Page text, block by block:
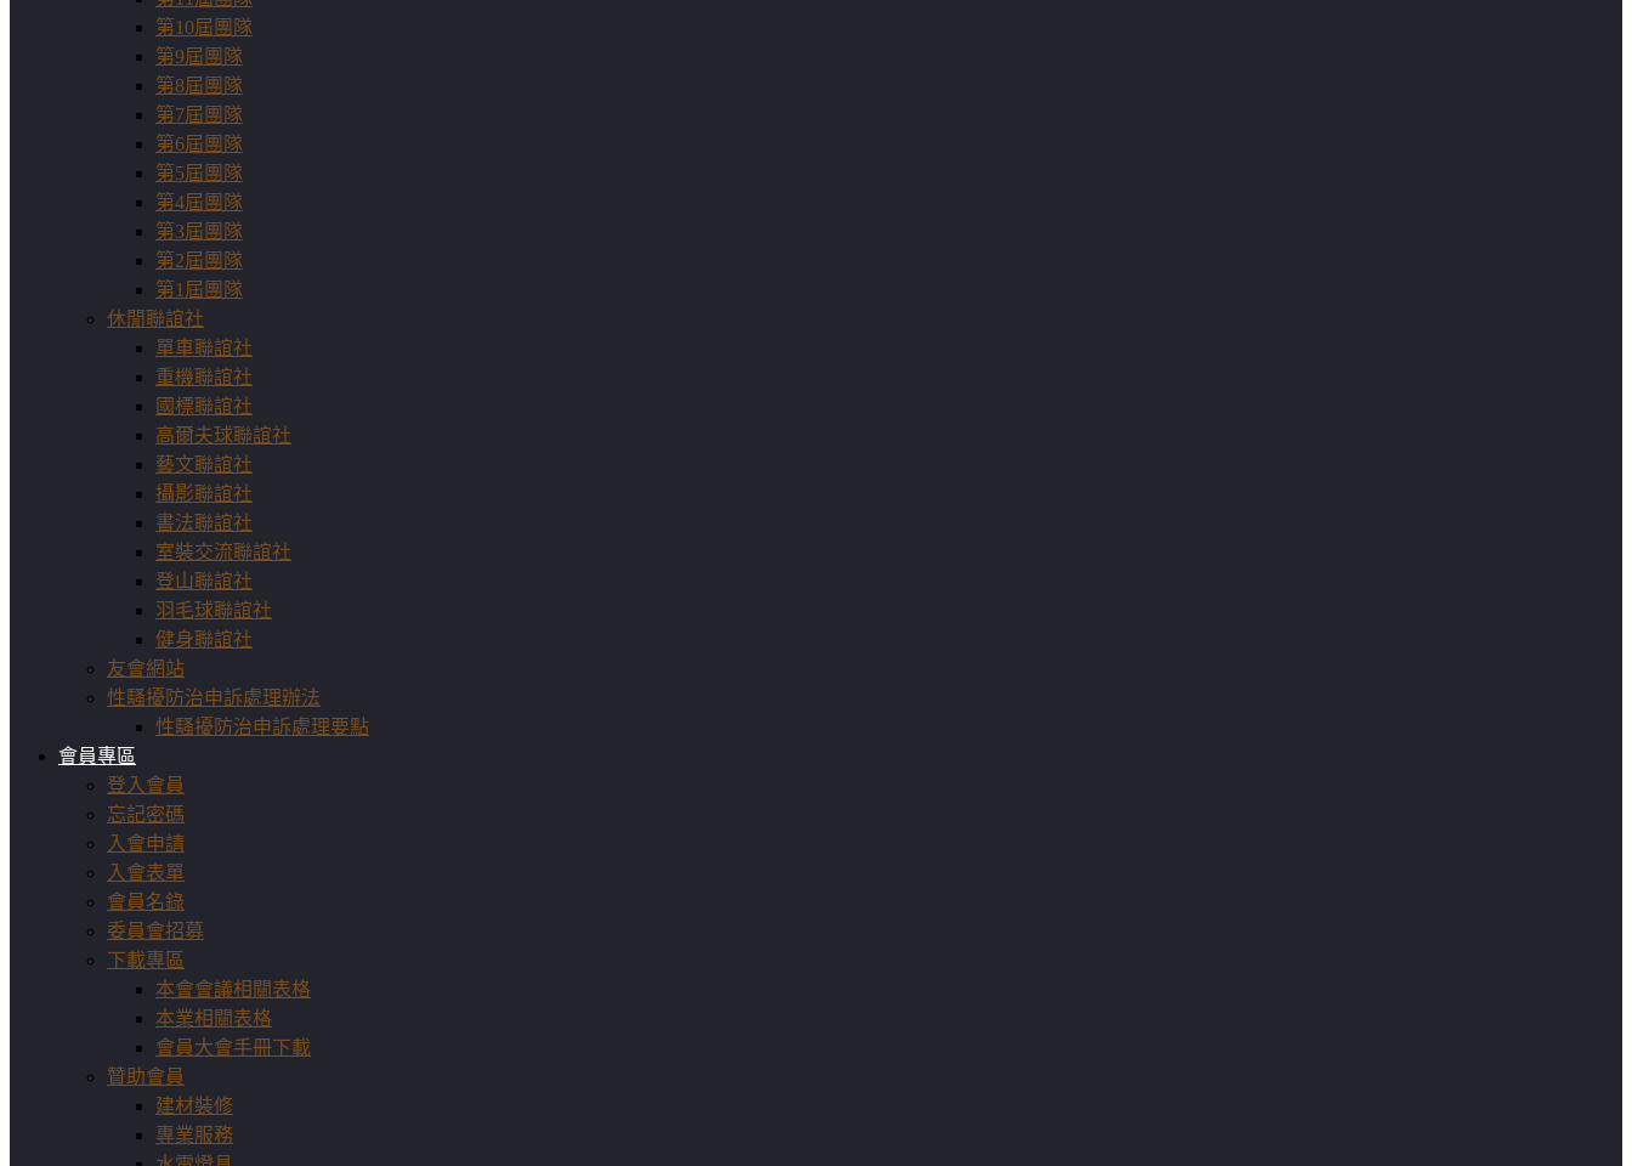
第10屆團隊
第9屆團隊
第8屆團隊
第7屆團隊
第6屆團隊
第5屆團隊
第4屆團隊
第3屆團隊
第2屆團隊
第1屆團隊
休閒聯誼社
單車聯誼社
重機聯誼社
國標聯誼社
高爾夫球聯誼社
藝文聯誼社
攝影聯誼社
書法聯誼社
室裝交流聯誼社
登山聯誼社
羽毛球聯誼社
健身聯誼社
友會網站
性騷擾防治申訴處理辦法
性騷擾防治申訴處理要點
會員專區
登入會員
忘記密碼
入會申請
入會表單
會員名錄
委員會招募
下載專區
本會會議相關表格
本業相關表格
會員大會手冊下載
贊助會員
建材裝修
專業服務